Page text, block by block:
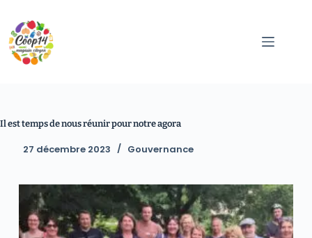
Il est temps de nous réunir pour notre agora
27 décembre 2023 Gouvernance